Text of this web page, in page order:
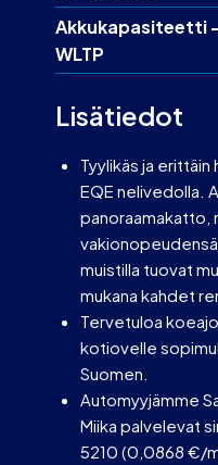
Akku­kapasiteetti -
WLTP
Lisätiedot
Tyylikäs ja
EQE nelivedolla.
panoraamakatto,
muistilla tuovat
mukana kahdet
Tervetuloa
kotiovelle
Suomen.
Automyyjämme
Miika palvelevat
5210 (0,0868 €/